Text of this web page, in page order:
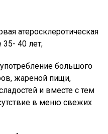
атеросклеротическая
35- 40 лет;
большого
жареной пищи,
и вместе с тем
в меню свежих